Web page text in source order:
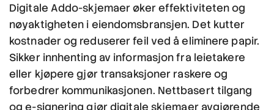
Digitale Addo-skjemaer øker effektiviteten og
nøyaktigheten i eiendomsbransjen. Det kutter
kostnader og reduserer feil ved å eliminere papir.
Sikker innhenting av informasjon fra leietakere
eller kjøpere gjør transaksjoner raskere og
forbedrer kommunikasjonen. Nettbasert tilgang
og e-signering gjør digitale skjemaer avgjørende